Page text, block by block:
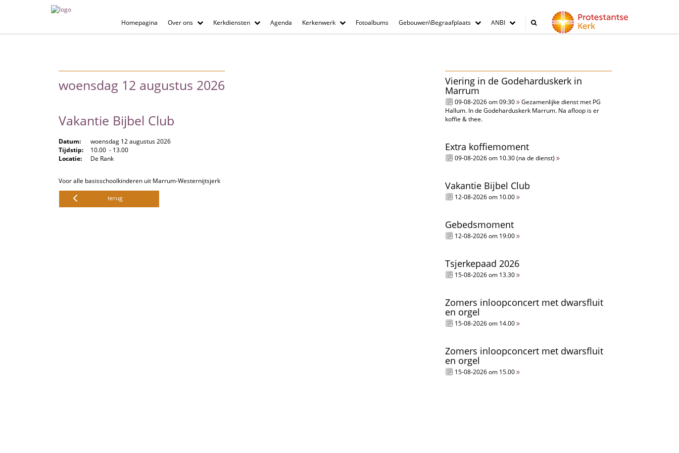
Homepagina Over ons Kerkdiensten Agenda Kerkenwerk Fotoalbums Gebouwen\Begraafplaats ANBI
woensdag 12 augustus 2026
Vakantie Bijbel Club
Datum:
woensdag 12 augustus 2026
Tijdstip:
10.00 - 13.00
Locatie:
De Rank
Voor alle basisschoolkinderen uit Marrum-Westernijtsjerk
terug
Viering in de Godeharduskerk in
Marrum
09-08-2026 om 09:30 Gezamenlijke dienst met PG
Hallum. In de Godeharduskerk Marrum. Na afloop is er
koffie & thee.
Extra koffiemoment
09-08-2026 om 10.30 (na de dienst)
Vakantie Bijbel Club
12-08-2026 om 10.00
Gebedsmoment
12-08-2026 om 19:00
Tsjerkepaad 2026
15-08-2026 om 13.30
Zomers inloopconcert met dwarsfluit
en orgel
15-08-2026 om 14.00
Zomers inloopconcert met dwarsfluit
en orgel
15-08-2026 om 15.00